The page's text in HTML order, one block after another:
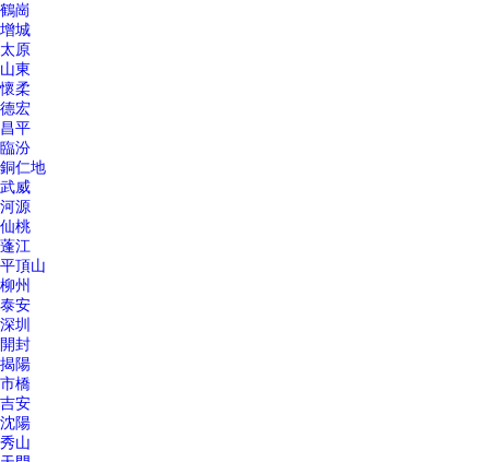
鶴崗
增城
太原
山東
懷柔
德宏
昌平
臨汾
銅仁地
武威
河源
仙桃
蓬江
平頂山
柳州
泰安
深圳
開封
揭陽
市橋
吉安
沈陽
秀山